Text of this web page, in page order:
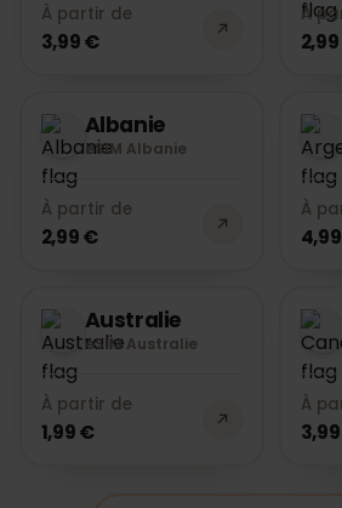
À partir de
3,99 €
À
Albanie
eSIM Albanie
À partir de
2,99 €
À
Australie
eSIM Australie
À partir de
1,99 €
À